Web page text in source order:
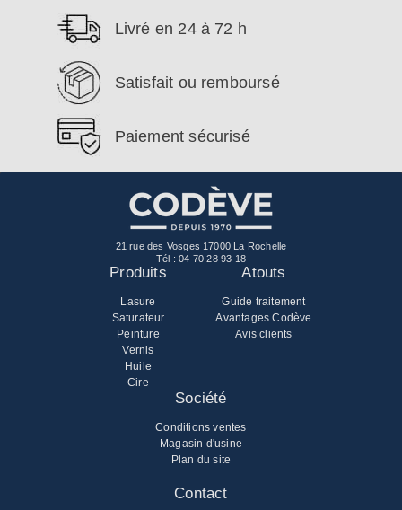
Livré en 24 à 72 h
Satisfait ou remboursé
Paiement sécurisé
21 rue des Vosges 17000 La Rochelle
Tél :04 70 28 93 18
Produits
Lasure
Saturateur
Peinture
Vernis
Huile
Cire
Atouts
Guide traitement
Avantages Codève
Avis clients
Société
Conditions ventes
Magasin d'usine
Plan du site
Contact